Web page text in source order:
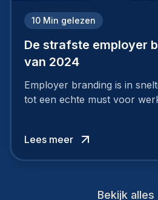
10 Min gelezen
De strafste employer
van 2024
Employer branding is in
tot een echte must voor
Lees meer
Bekijk alles